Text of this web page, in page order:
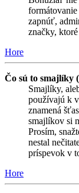
zapnúť,
značky,
Hore
Čo sú to smajlíky
Smajlíky,
používajú k
znamená
smajlíkov si
Prosím,
nestal
príspevok v
Hore